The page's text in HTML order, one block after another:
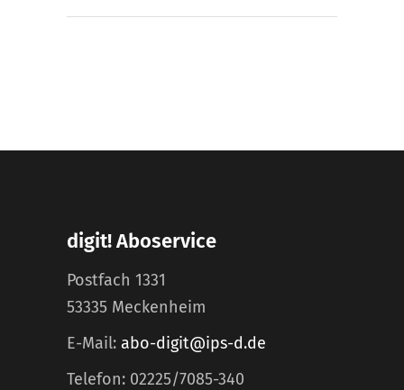
digit! Aboservice
Postfach 1331
53335 Meckenheim
E-Mail: abo-digit@ips-d.de
Telefon: 02225/7085-340